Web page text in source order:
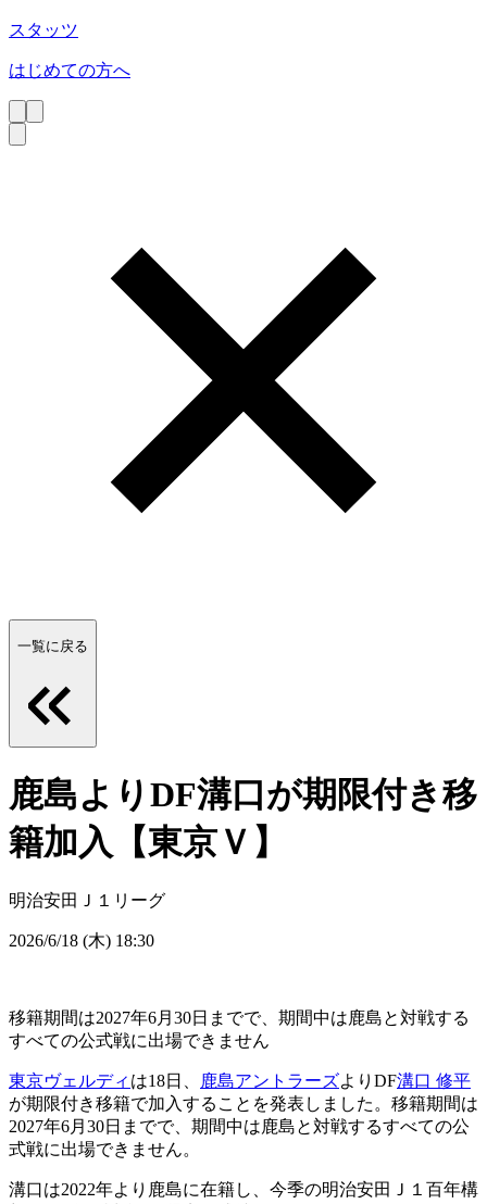
スタッツ
はじめての方へ
一覧に戻る
鹿島よりDF溝口が期限付き移
籍加入【東京Ｖ】
明治安田Ｊ１リーグ
2026/6/18 (木) 18:30
移籍期間は2027年6月30日までで、期間中は鹿島と対戦する
すべての公式戦に出場できません
東京ヴェルディ は18日、 鹿島アントラーズよりDF溝口 修平
が期限付き移籍で加入することを発表しました。移籍期間は
2027年6月30日までで、期間中は鹿島と対戦するすべての公
式戦に出場できません。
溝口は2022年より鹿島に在籍し、今季の明治安田Ｊ１百年構